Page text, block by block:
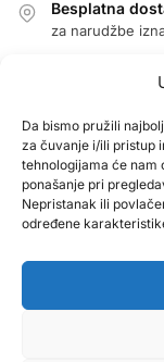
Da bismo pružili
za čuvanje i/ili pristup
tehnologijama će nam
ponašanje pri
Nepristanak ili
određene
Besplatna
za narudžbe
jamstvo povrata
Jamstvo
1 godina
Sigurna
PayPal /